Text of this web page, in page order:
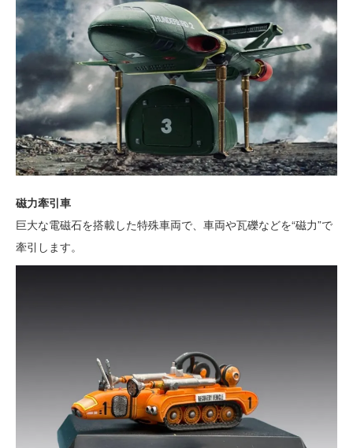
磁力牽引車
巨大な電磁石を搭載した特殊車両で、車両や瓦礫などを“磁力”で
牽引します。